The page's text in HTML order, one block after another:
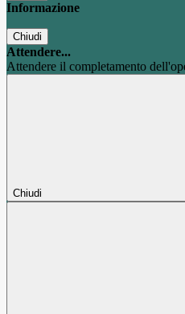
Informazione
Chiudi
Attendere...
Attendere il completamento
Chiudi